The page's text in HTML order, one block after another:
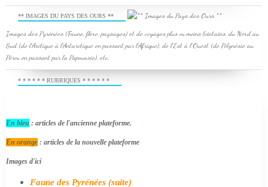
** IMAGES DU PAYS DES OURS **
Images des Pyrénées (Faune, flore, paysages) et de voyages plus ou moins lointains, du Nord au
Sud (de l'Arctique à l'Antarctique en passant par l'Afrique), de l'Est à l'Ouest (de Polynésie au
Pérou en passant par la Papouasie), etc.
* * * * * * RUBRIQUES * * * * * *
En bleu : articles de l'ancienne plateforme.
En orange : articles de la nouvelle plateforme
Images d'ici
Faune des Pyrénées (suite)